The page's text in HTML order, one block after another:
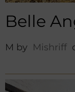
Belle
M by Mishriff